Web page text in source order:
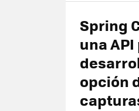
Spring
una
opción